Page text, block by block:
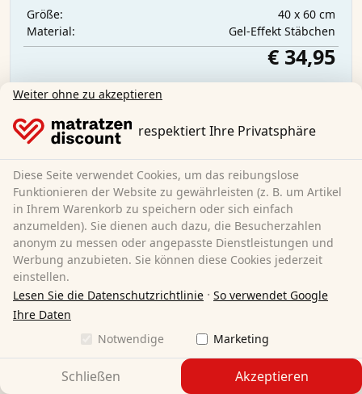
Größe:
40 x 60 cm
Material:
Gel-Effekt Stäbchen
€ 34,95
Sofort lieferbar
Weiter ohne zu akzeptieren
respektiert Ihre Privatsphäre
Diese Seite verwendet Cookies, um das reibungslose
Funktionieren der Website zu gewährleisten (z. B. um Artikel
in Ihrem Warenkorb zu speichern oder sich einfach
anzumelden). Sie dienen auch dazu, die Besucherzahlen
anonym zu messen oder angepasste Dienstleistungen und
Werbung anzubieten. Sie können diese Cookies jederzeit
einstellen.
Lesen Sie die Datenschutzrichtlinie · So verwendet Google
Ihre Daten
Notwendige
Marketing
Schließen Akzeptieren